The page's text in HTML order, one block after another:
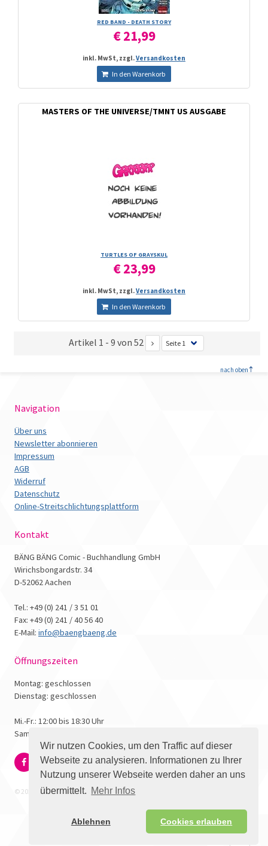
Wir nutzen Cookies, um den Traffic auf dieser
Webseite zu analysieren. Informationen zu Ihrer
Nutzung unserer Webseite werden daher an uns
übermittelt. Mehr Infos
Ablehnen Cookies erlauben
RED BAND - DEATH STORY
€ 21,99
inkl. MwSt, zzgl.Versandkosten
In den Warenkorb
MASTERS OF THE UNIVERSE/TMNT US AUSGABE
TURTLES OF GRAYSKUL
€ 23,99
inkl. MwSt, zzgl.Versandkosten
In den Warenkorb
Artikel 1 - 9 von 52
nach oben
Navigation
Über uns
Newsletter abonnieren
Impressum
AGB
Widerruf
Datenschutz
Online-Streitschlichtungsplattform
Kontakt
BÄNG BÄNG Comic - Buchhandlung GmbH
Wirichsbongardstr. 34
D-52062 Aachen
Tel.: +49 (0) 241 / 3 51 01
Fax: +49 (0) 241 / 40 56 40
E-Mail: info@baengbaeng.de
Öffnungszeiten
Montag: geschlossen
Dienstag: geschlossen
Mi.-Fr.: 12:00 bis 18:30 Uhr
Samstag: 10:00 bis 17:00 Uhr
© 2026 - Bäng Bäng Comicbuchhandlung